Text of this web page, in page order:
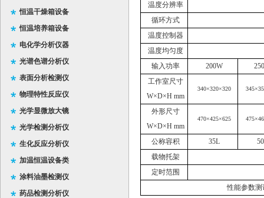
恒温干燥箱设备
恒温培养箱设备
电化学分析仪器
光谱色谱分析仪
表面分析检测仪
物理特性反应仪
光学显微放大镜
光学检测分析仪
生化反应分析仪
加温恒温设备类
涂料油墨检测仪
药品检测分析仪
温度分辨率
循环方式
温度控制器
温度均匀度
输入功率
200W
工作室尺寸
W×D×H mm
340×320×320
外形尺寸
W×D×H mm
470×425×625
公称容积 35L
载物托架
定时范围
性能参数